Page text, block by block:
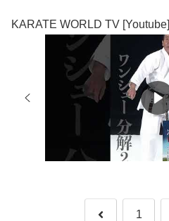
KARATE WORLD TV [Youtube]
前 1